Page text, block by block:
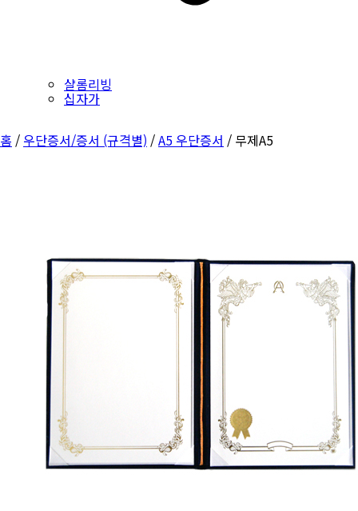
샬롬리빙
십자가
홈 / 우단증서/증서 (규격별) /A5 우단증서 / 무제A5